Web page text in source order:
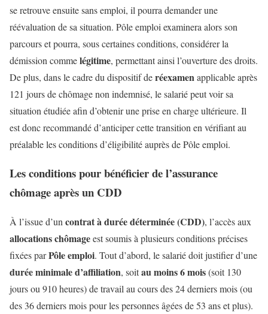
se retrouve ensuite sans emploi, il pourra demander une
réévaluation de sa situation. Pôle emploi examinera alors son
parcours et pourra, sous certaines conditions, considérer la
démission commelégitime, permettant ainsi l’ouverture des droits.
De plus, dans le cadre du dispositif deréexamen applicable après
121 jours de chômage non indemnisé, le salarié peut voir sa
situation étudiée afin d’obtenir une prise en charge ultérieure. Il
est donc recommandé d’anticiper cette transition en vérifiant au
préalable les conditions d’éligibilité auprès de Pôle emploi.
Les conditions pour bénéficier de l’assurance
chômage après un CDD
À l’issue d’un contrat à durée déterminée (CDD), l’accès aux
allocations chômageest soumis à plusieurs conditions précises
fixées parPôle emploi. Tout d’abord, le salarié doit justifier d’une
durée minimale d’affiliation, soitau moins 6 mois(soit 130
jours ou 910 heures) de travail au cours des 24 derniers mois (ou
des 36 derniers mois pour les personnes âgées de 53 ans et plus).